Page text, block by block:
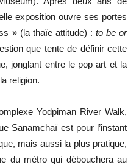
exposition ouvre ses portes
» (la thaïe attitude) : to be or
que tente de définir cette
jonglant entre le pop art et la
religion.
Yodpiman River Walk,
Sanamchaï est pour l’instant
mais aussi la plus pratique,
du métro qui débouchera au